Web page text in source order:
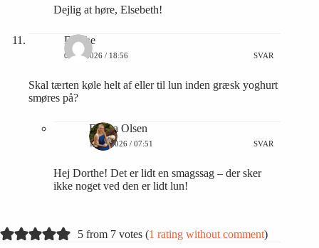
Dejlig at høre, Elsebeth!
Dorthe
09/07/2026 / 18:56 SVAR
Skal tærten køle helt af eller til lun inden græsk yoghurt
smøres på?
Emma Olsen
10/07/2026 / 07:51 SVAR
Hej Dorthe! Det er lidt en smagssag – der sker
ikke noget ved den er lidt lun!
5 from 7 votes (1 rating without comment)